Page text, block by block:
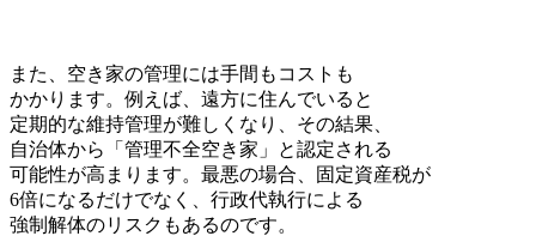
また、空き家の管理には手間もコストも
かかります。例えば、遠方に住んでいると
定期的な維持管理が難しくなり、その結果、
自治体から「管理不全空き家」と認定される
可能性が高まります。最悪の場合、固定資産税が
6倍になるだけでなく、行政代執行による
強制解体のリスクもあるのです。